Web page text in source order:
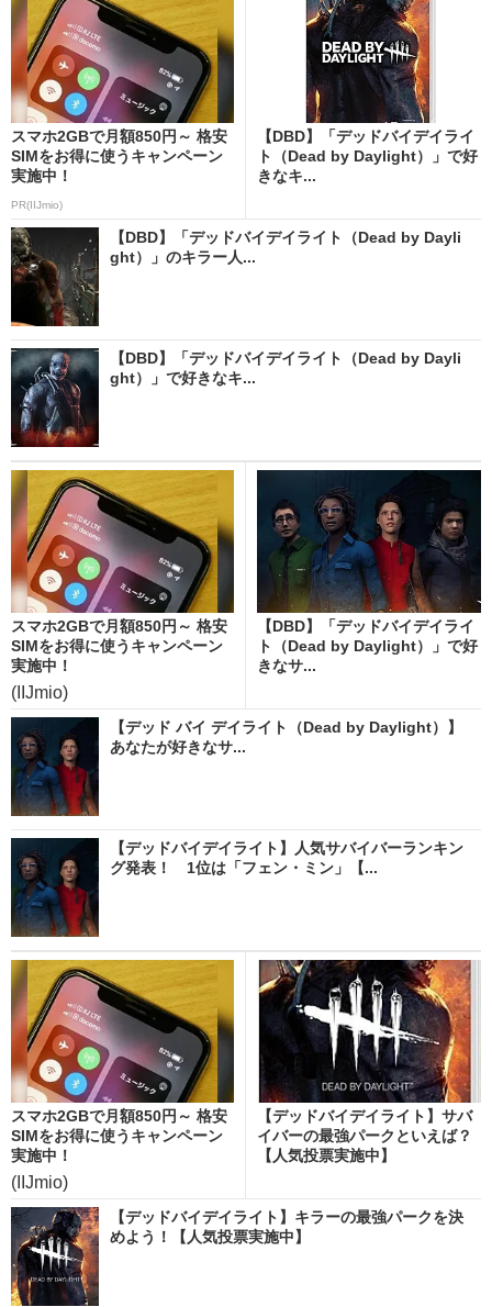
スマホ2GBで月額850円～ 格安
SIMをお得に使うキャンペーン
実施中！
PR(IIJmio)
【DBD】「デッドバイデイライ
ト（Dead by Daylight）」で好
きなキ...
【DBD】「デッドバイデイライト（Dead by Dayli
ght）」のキラー人...
【DBD】「デッドバイデイライト（Dead by Dayli
ght）」で好きなキ...
スマホ2GBで月額850円～ 格安
SIMをお得に使うキャンペーン
実施中！
(IIJmio)
【DBD】「デッドバイデイライ
ト（Dead by Daylight）」で好
きなサ...
【デッド バイ デイライト（Dead by Daylight）】
あなたが好きなサ...
【デッドバイデイライト】人気サバイバーランキン
グ発表！ 1位は「フェン・ミン」【...
スマホ2GBで月額850円～ 格安
SIMをお得に使うキャンペーン
実施中！
(IIJmio)
【デッドバイデイライト】サバ
イバーの最強パークといえば？
【人気投票実施中】
【デッドバイデイライト】キラーの最強パークを決
めよう！【人気投票実施中】